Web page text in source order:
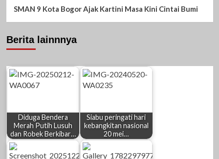
SMAN 9 Kota Bogor Ajak Kartini Masa Kini Cintai Bumi
Berita lainnnya
Diduga Bendera
Merah Putih Lusuh
dan Robek Berkibar…
Siabu peringati hari
kebangkitan nasional
20 mei…